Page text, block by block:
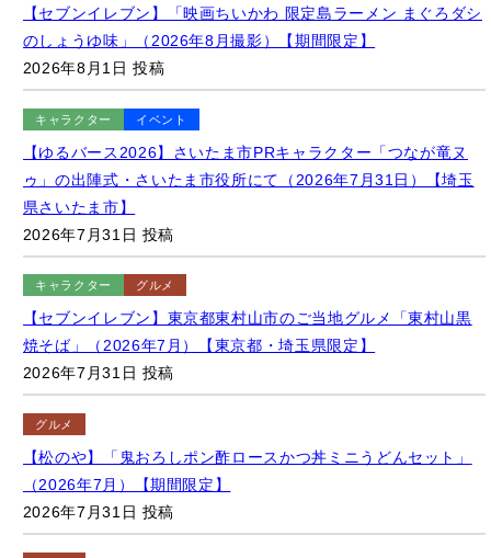
のしょうゆ味」（2026年8月撮影）【期間限定】
2026年8月1日 投稿
キャラクター イベント
【ゆるバース2026】さいたま市PRキャラクター「つなが竜ヌ
ゥ」の出陣式・さいたま市役所にて（2026年7月31日）【埼玉
県さいたま市】
2026年7月31日 投稿
キャラクター グルメ
【セブンイレブン】東京都東村山市のご当地グルメ「東村山黒
焼そば」（2026年7月）【東京都・埼玉県限定】
2026年7月31日 投稿
グルメ
【松のや】「鬼おろしポン酢ロースかつ丼ミニうどんセット」
（2026年7月）【期間限定】
2026年7月31日 投稿
グルメ